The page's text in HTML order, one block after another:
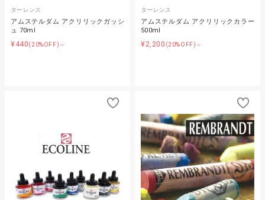
ターレンス
アムステルダム アクリリックガッシ
ュ 70ml
¥440(20%OFF)～
ターレンス
アムステルダム アクリリックカラー
500ml
¥2,200 (20%OFF)～